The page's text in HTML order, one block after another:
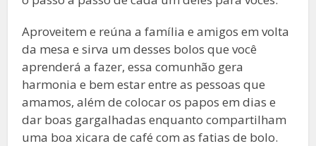
Aproveitem e reúna a família e amigos em volta
da mesa e sirva um desses bolos que você
aprenderá a fazer, essa comunhão gera
harmonia e bem estar entre as pessoas que
amamos, além de colocar os papos em dias e
dar boas gargalhadas enquanto compartilham
uma boa xicara de café com as fatias de bolo.